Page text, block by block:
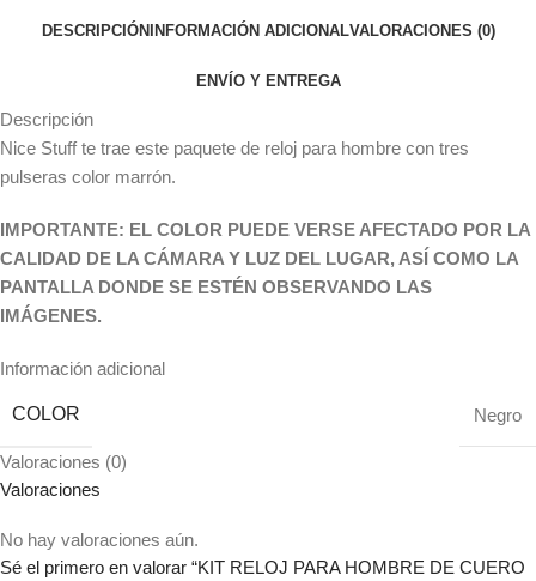
DESCRIPCIÓN INFORMACIÓN ADICIONALVALORACIONES (0)
ENVÍO Y ENTREGA
Descripción
Nice Stuff te trae este paquete de reloj para hombre con tres
pulseras color marrón.
IMPORTANTE: EL COLOR PUEDE VERSE AFECTADO POR LA
CALIDAD DE LA CÁMARA Y LUZ DEL LUGAR, ASÍ COMO LA
PANTALLA DONDE SE ESTÉN OBSERVANDO LAS
IMÁGENES.
Información adicional
COLOR Negro
Valoraciones (0)
Valoraciones
No hay valoraciones aún.
Sé el primero en valorar “KIT RELOJ PARA HOMBRE DE CUERO